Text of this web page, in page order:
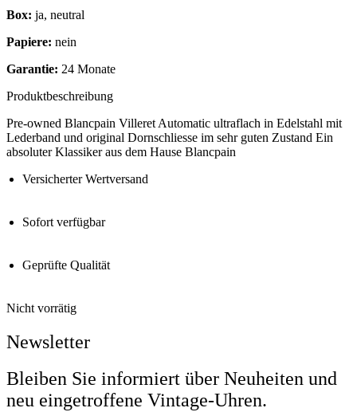
Box: ja, neutral
Papiere: nein
Garantie: 24 Monate
Produktbeschreibung
Pre-owned Blancpain Villeret Automatic ultraflach in Edelstahl mit
Lederband und original Dornschliesse im sehr guten Zustand Ein
absoluter Klassiker aus dem Hause Blancpain
Versicherter Wertversand
Sofort verfügbar
Geprüfte Qualität
Nicht vorrätig
Newsletter
Bleiben Sie informiert über Neuheiten und
neu eingetroffene Vintage-Uhren.